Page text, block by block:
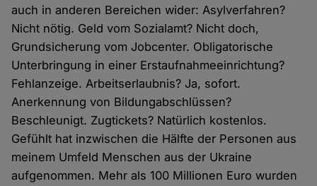
auch in anderen Bereichen wider: Asylverfahren?
Nicht nötig. Geld vom Sozialamt? Nicht doch,
Grundsicherung vom Jobcenter. Obligatorische
Unterbringung in einer Erstaufnahmeeinrichtung?
Fehlanzeige. Arbeitserlaubnis? Ja, sofort.
Anerkennung von Bildungabschlüssen?
Beschleunigt. Zugtickets? Natürlich kostenlos.
Gefühlt hat inzwischen die Hälfte der Personen aus
meinem Umfeld Menschen aus der Ukraine
aufgenommen. Mehr als 100 Millionen Euro wurden